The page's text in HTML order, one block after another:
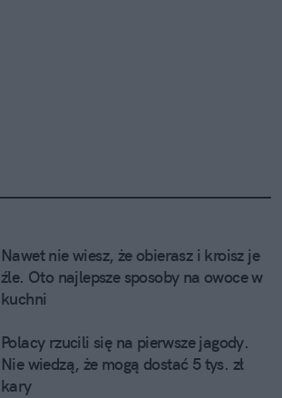
Nawet nie wiesz, że obierasz i kroisz je
źle. Oto najlepsze sposoby na owoce w
kuchni
Polacy rzucili się na pierwsze jagody.
Nie wiedzą, że mogą dostać 5 tys. zł
kary